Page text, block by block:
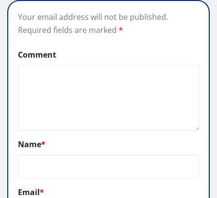
Your email address will not be published.
Required fields are marked *
Comment
Name*
Email*